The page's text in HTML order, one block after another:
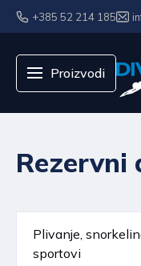
+385 52 214 185
Proizvodi
Rezervni
Plivanje,
sportovi